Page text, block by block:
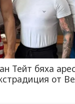
Тейт бяха
от